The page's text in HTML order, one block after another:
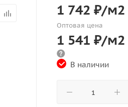
1 742 ₽/м2
Оптовая цена
1 541 ₽/м2
В наличии